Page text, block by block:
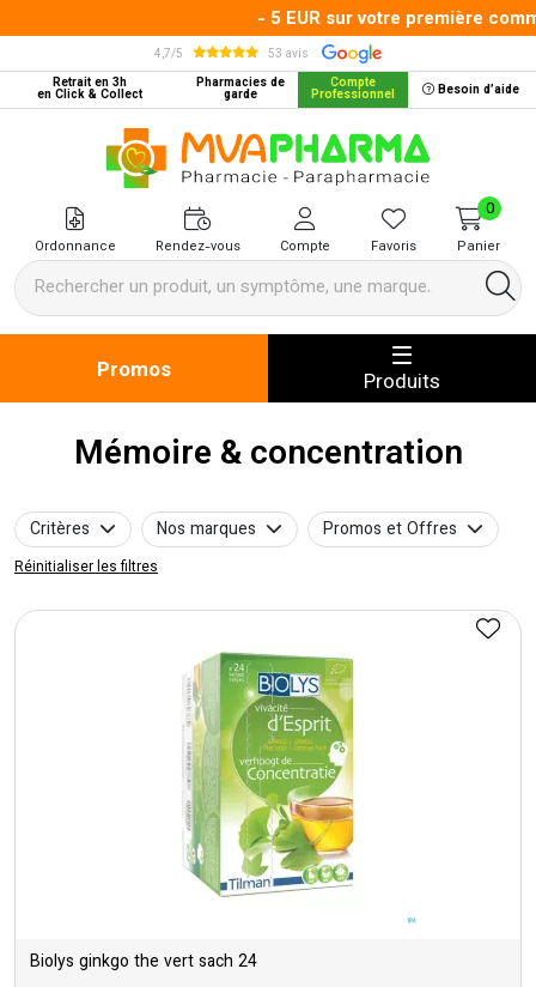
- 5 EUR sur votre première
4,7/5
53 avis
Retrait en 3h
en Click & Collect
Pharmacies de
garde
Compte
Professionnel Besoin d’aide
MVA Pharma Votre pharmacie
Ordonnance Rendez-vous Compte Favoris Panier
0
Promos Produits
Mémoire & concentration
Critères Nos marques Promos et Offres
Réinitialiser les filtres
Biolys ginkgo the vert sach 24